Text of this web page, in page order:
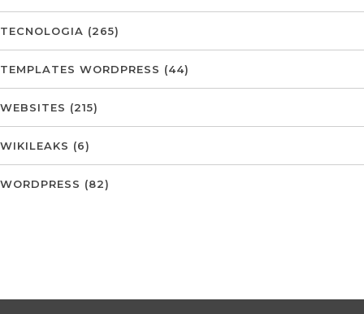
TECNOLOGIA (265)
TEMPLATES WORDPRESS (44)
WEBSITES (215)
WIKILEAKS (6)
WORDPRESS (82)